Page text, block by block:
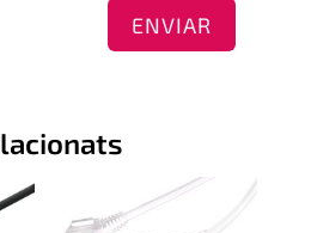
ENVIAR